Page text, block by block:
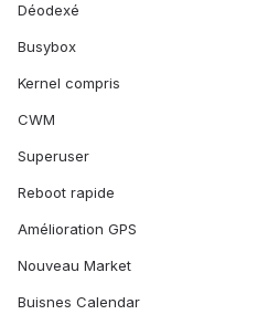
Déodexé
Busybox
Kernel compris
CWM
Superuser
Reboot rapide
Amélioration GPS
Nouveau Market
Buisnes Calendar